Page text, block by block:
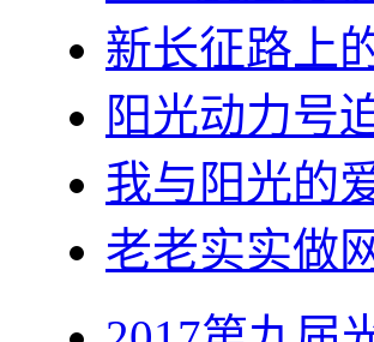
新长征路上
阳光动力号
我与阳光的
老老实实做